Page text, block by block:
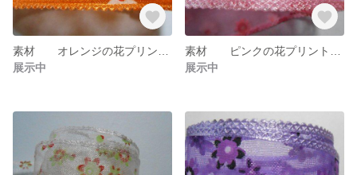
展示中
展示中